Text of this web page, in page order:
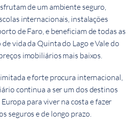
de um ambiente seguro,
internacionais, instalações
de Faro, e beneficiam de todas as
vida da Quinta do Lago e Vale do
imobiliários mais baixos.
e forte procura internacional,
continua a ser um dos destinos
para viver na costa e fazer
seguros e de longo prazo.